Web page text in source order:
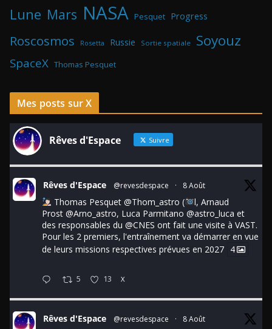
Lune Mars NASA Pesquet Progress
Roscosmos Rosetta Russie Sortie spatiale Soyouz
SpaceX Thomas Pesquet
Mes posts sur X
Rêves d'Espace Suivre
Rêves d'Espace @revesdespace · 8 Août
Thomas Pesquet @Thom_astro (
l, Arnaud
Prost @Arno_astro, Luca Parmitano @astro_luca et
des responsables du @CNES ont fait une visite à VAST.
Pour les 2 premiers, l'entraînement va démarrer en vue
de leurs missions respectives prévues en 2027 4
5 13 X
Rêves d'Espace @revesdespace · 8 Août